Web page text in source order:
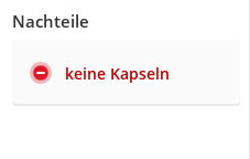
Nachteile
keine Kapseln